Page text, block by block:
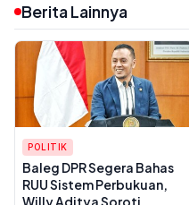
Berita Lainnya
POLITIK
Baleg DPR Segera Bahas
RUU Sistem Perbukuan,
Willy Aditya Soroti